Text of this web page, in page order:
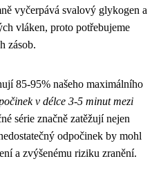
vyčerpává svalový glykogen a
vláken, proto potřebujeme
zásob.
85-95% našeho maximálního
v délce 3-5 minut mezi
série značně zatěžují nejen
odpočinek by mohl
a zvýšenému riziku zranění.